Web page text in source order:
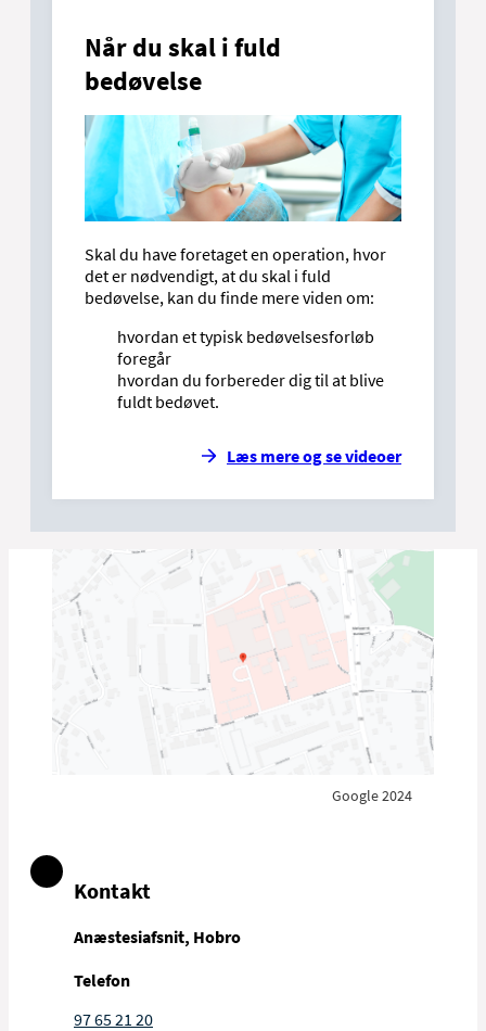
Når du skal i fuld
bedøvelse
Skal du have foretaget en operation, hvor
det er nødvendigt, at du skal i fuld
bedøvelse, kan du finde mere viden om:
hvordan et typisk bedøvelsesforløb
foregår
hvordan du forbereder dig til at blive
fuldt bedøvet.
Læs mere og se videoer
Google 2024
Kontakt
Anæstesiafsnit, Hobro
Telefon
97 65 21 20